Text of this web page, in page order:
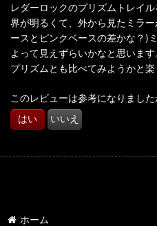
レダーロックのプリズムトレイ
界が明るくて、外から見たミラ
ースとピンクベースの差かな？)
よって見えずらいかなと思いま
プリズムとも比べてみようかと楽
このレビューは参考になりました
はい いいえ
ホーム